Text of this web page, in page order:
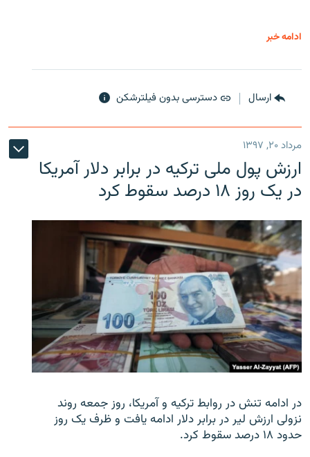
ادامه خبر
ارسال دسترسی بدون فیلترشکن
مرداد ۲۰, ۱۳۹۷
ارزش پول ملی ترکیه در برابر دلار آمریکا
در یک روز ۱۸ درصد سقوط کرد
در ادامه تنش در روابط ترکیه و آمریکا، روز جمعه روند
نزولی ارزش لیر در برابر دلار ادامه یافت و ظرف یک روز
حدود ۱۸ درصد سقوط کرد.